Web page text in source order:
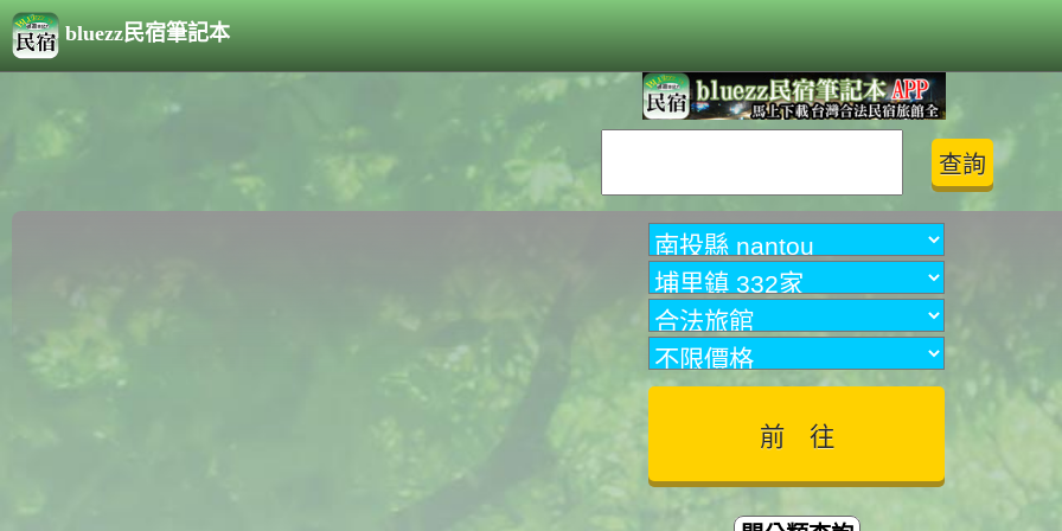
bluezz民宿筆記本